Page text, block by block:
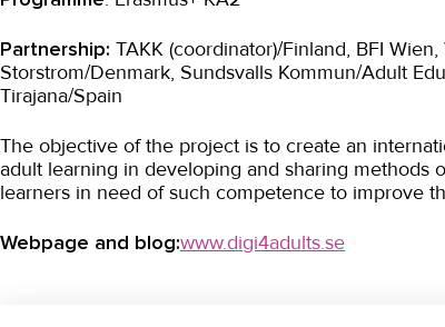
Partnership: TAKK (coordinator)/Finland, BFI
Storstrom/Denmark, Sundsvalls Kommun/Adult
Tirajana/Spain
The objective of the project is to create an
adult learning in developing and sharing
learners in need of such competence to improve
Webpage and blog:www.digi4adults.se